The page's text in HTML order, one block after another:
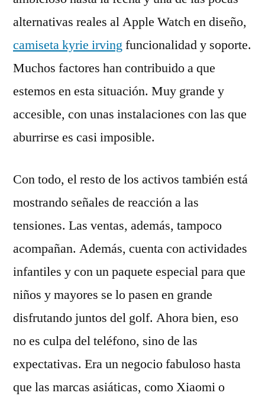
alternativas reales al Apple Watch en diseño,
camiseta kyrie irvingfuncionalidad y soporte.
Muchos factores han contribuido a que
estemos en esta situación. Muy grande y
accesible, con unas instalaciones con las que
aburrirse es casi imposible.
Con todo, el resto de los activos también está
mostrando señales de reacción a las
tensiones. Las ventas, además, tampoco
acompañan. Además, cuenta con actividades
infantiles y con un paquete especial para que
niños y mayores se lo pasen en grande
disfrutando juntos del golf. Ahora bien, eso
no es culpa del teléfono, sino de las
expectativas. Era un negocio fabuloso hasta
que las marcas asiáticas, como Xiaomi o